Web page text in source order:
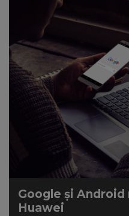
Google și
Huawei